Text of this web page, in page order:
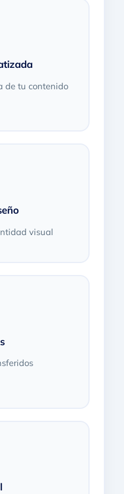
de tu contenido
visual